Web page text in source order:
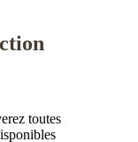
toutes